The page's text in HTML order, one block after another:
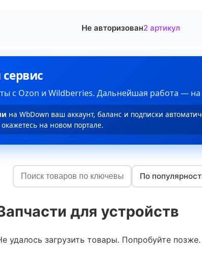
Не авторизован2 артикул
с Ozon и Wildberries. Дальнейшая работа — на
на WbDown ваш аккаунт, баланс и подписки
на новом портале.
По
для устройств
удалось загрузить товары. Попробуйте позже.